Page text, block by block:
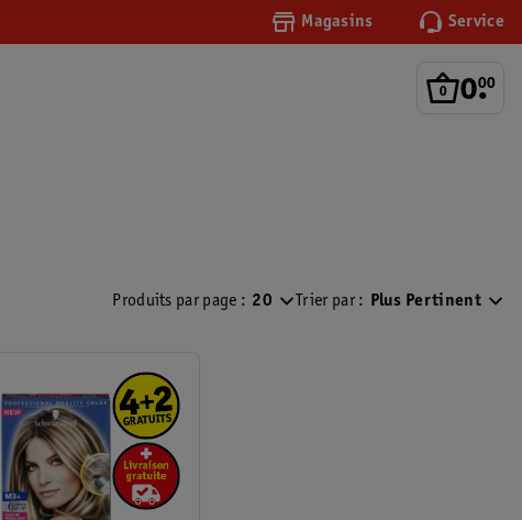
Magasins Service
0.
00
Produits par page : 20 Trier par : Plus Pertinent